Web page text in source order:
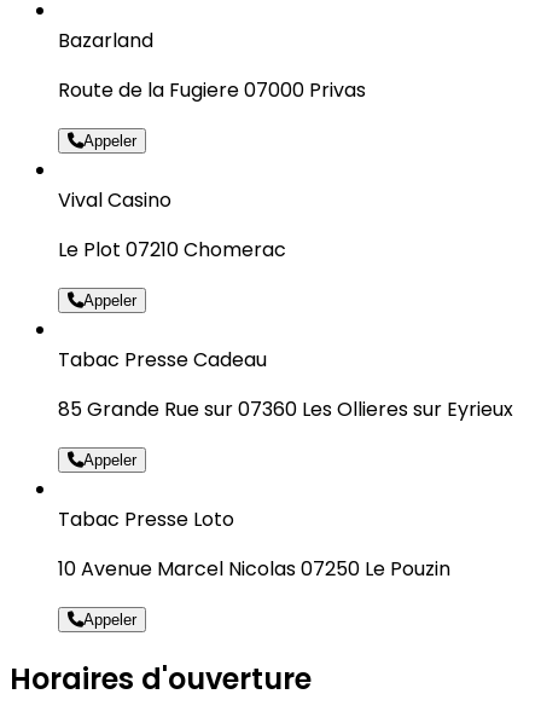
Bazarland
Route de la Fugiere 07000 Privas
Appeler
Vival Casino
Le Plot 07210 Chomerac
Appeler
Tabac Presse Cadeau
85 Grande Rue sur 07360 Les Ollieres sur Eyrieux
Appeler
Tabac Presse Loto
10 Avenue Marcel Nicolas 07250 Le Pouzin
Appeler
Horaires d'ouverture